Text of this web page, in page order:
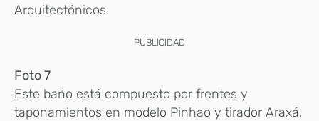
Arquitectónicos.
PUBLICIDAD
Foto 7
Este baño está compuesto por frentes y
taponamientos en modelo Pinhao y tirador Araxá.